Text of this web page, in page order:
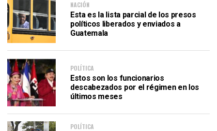
NACIÓN
Esta es la lista parcial de los presos
políticos liberados y enviados a
Guatemala
POLÍTICA
Estos son los funcionarios
descabezados por el régimen en los
últimos meses
POLÍTICA